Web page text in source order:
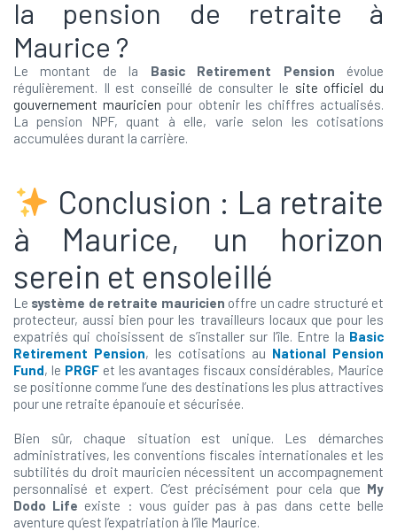
la pension de retraite à
Maurice ?
Le montant de la Basic Retirement Pension évolue
régulièrement. Il est conseillé de consulter le site officiel du
gouvernement mauricien pour obtenir les chiffres actualisés.
La pension NPF, quant à elle, varie selon les cotisations
accumulées durant la carrière.
Conclusion : La retraite
à Maurice, un horizon
serein et ensoleillé
Le système de retraite mauricien offre un cadre structuré et
protecteur, aussi bien pour les travailleurs locaux que pour les
expatriés qui choisissent de s’installer sur l’île. Entre la Basic
Retirement Pension, les cotisations au National Pension
Fund, le PRGFet les avantages fiscaux considérables, Maurice
se positionne comme l’une des destinations les plus attractives
pour une retraite épanouie et sécurisée.
Bien sûr, chaque situation est unique. Les démarches
administratives, les conventions fiscales internationales et les
subtilités du droit mauricien nécessitent un accompagnement
personnalisé et expert. C’est précisément pour cela que My
Dodo Life existe : vous guider pas à pas dans cette belle
aventure qu’est l’expatriation à l’île Maurice.